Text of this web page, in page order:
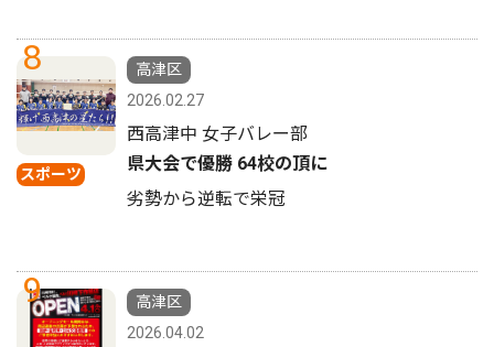
8
スポーツ
高津区
2026.02.27
西高津中 女子バレー部
県大会で優勝 64校の頂に
劣勢から逆転で栄冠
9
高津区
2026.04.02